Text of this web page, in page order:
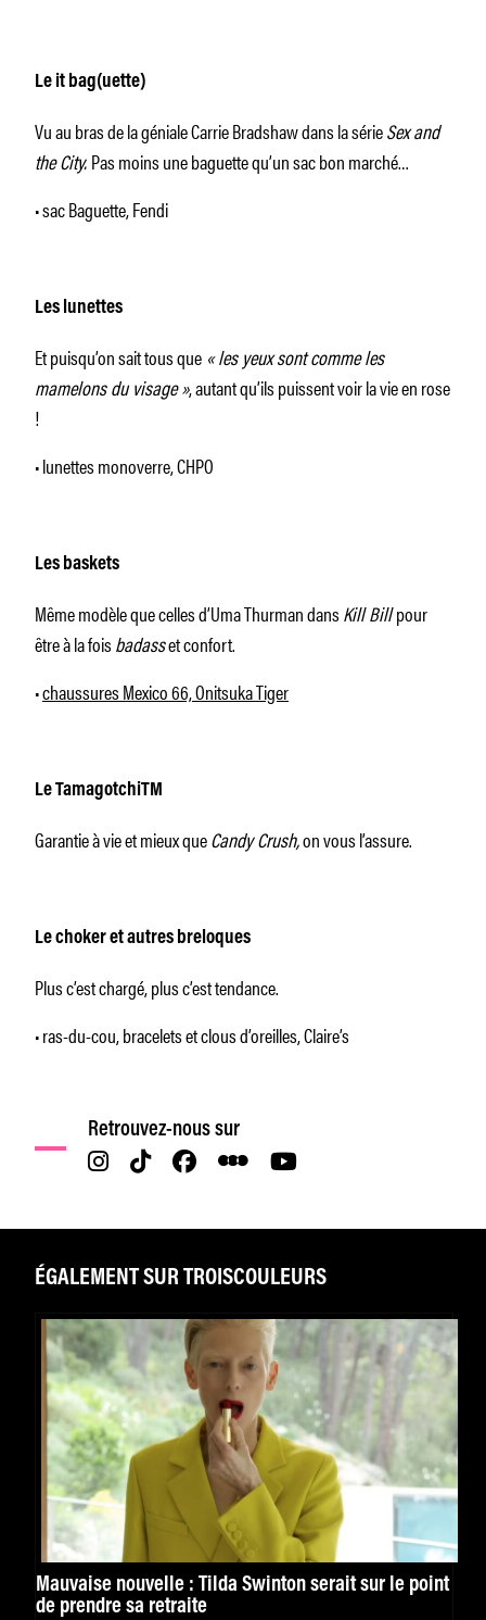
Le it bag(uette)
Vu au bras de la géniale Carrie Bradshaw dans la sérieSex and
the City.Pas moins une baguette qu’un sac bon marché…
• sac Baguette, Fendi
Les lunettes
Et puisqu’on sait tous que « les yeux sont comme les
mamelons du visage », autant qu’ils puissent voir la vie en rose
!
• lunettes monoverre, CHPO
Les baskets
Même modèle que celles d’Uma Thurman dansKill Billpour
être à la foisbadasset confort.
•chaussures Mexico 66, Onitsuka Tiger
Le TamagotchiTM
Garantie à vie et mieux queCandy Crush,on vous l’assure.
Le choker et autres breloques
Plus c’est chargé, plus c’est tendance.
• ras-du-cou, bracelets et clous d’oreilles, Claire’s
Retrouvez-nous sur
ÉGALEMENT SUR TROISCOULEURS
Mauvaise nouvelle : Tilda Swinton serait sur le point
de prendre sa retraite